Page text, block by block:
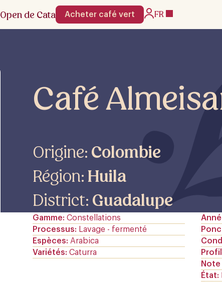
Open de Cata Acheter café vert FR
Café
Origine: Colombie
Région:Huila
District: Guadalupe
Gamme Constellations
Processus
Lavage - fermenté
Espèces
Arabica
Variétés Caturra
Profil
État